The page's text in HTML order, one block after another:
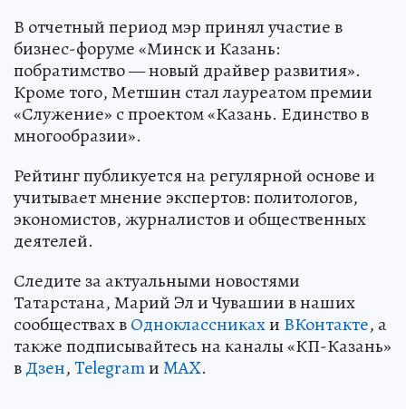
В отчетный период мэр принял участие в
бизнес-форуме «Минск и Казань:
побратимство — новый драйвер развития».
Кроме того, Метшин стал лауреатом премии
«Служение» с проектом «Казань. Единство в
многообразии».
Рейтинг публикуется на регулярной основе и
учитывает мнение экспертов: политологов,
экономистов, журналистов и общественных
деятелей.
Следите за актуальными новостями
Татарстана, Марий Эл и Чувашии в наших
сообществах вОдноклассникахи ВКонтакте, а
также подписывайтесь на каналы «КП-Казань»
вДзен,TelegramиMAX.